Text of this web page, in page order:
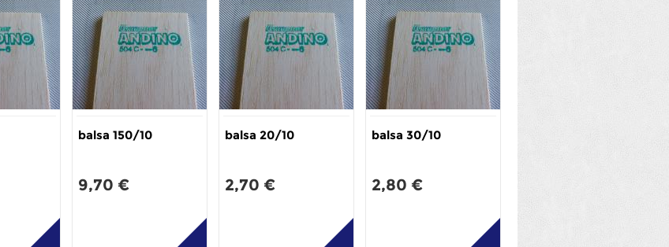
balsa 150/10
9,70 €
balsa 20/10
2,70 €
balsa 30/10
2,80 €